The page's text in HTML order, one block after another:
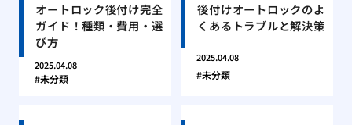
オートロック後付け完全
ガイド！種類・費用・選
び方
2025.04.08
未分類
後付けオートロックのよ
くあるトラブルと解決策
2025.04.08
未分類